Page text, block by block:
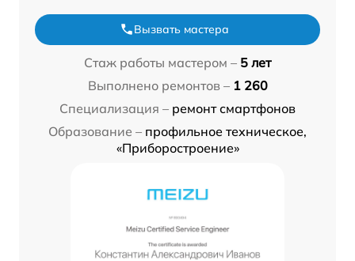
Вызвать мастера
Стаж работы мастером – 5 лет
Выполнено ремонтов – 1 260
Специализация – ремонт смартфонов
Образование – профильное техническое,
«Приборостроение»